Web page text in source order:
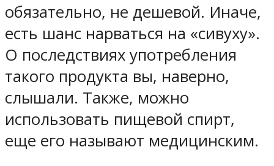
обязательно, не дешевой. Иначе,
есть шанс нарваться на «сивуху».
О последствиях употребления
такого продукта вы, наверно,
слышали. Также, можно
использовать пищевой спирт,
еще его называют медицинским.